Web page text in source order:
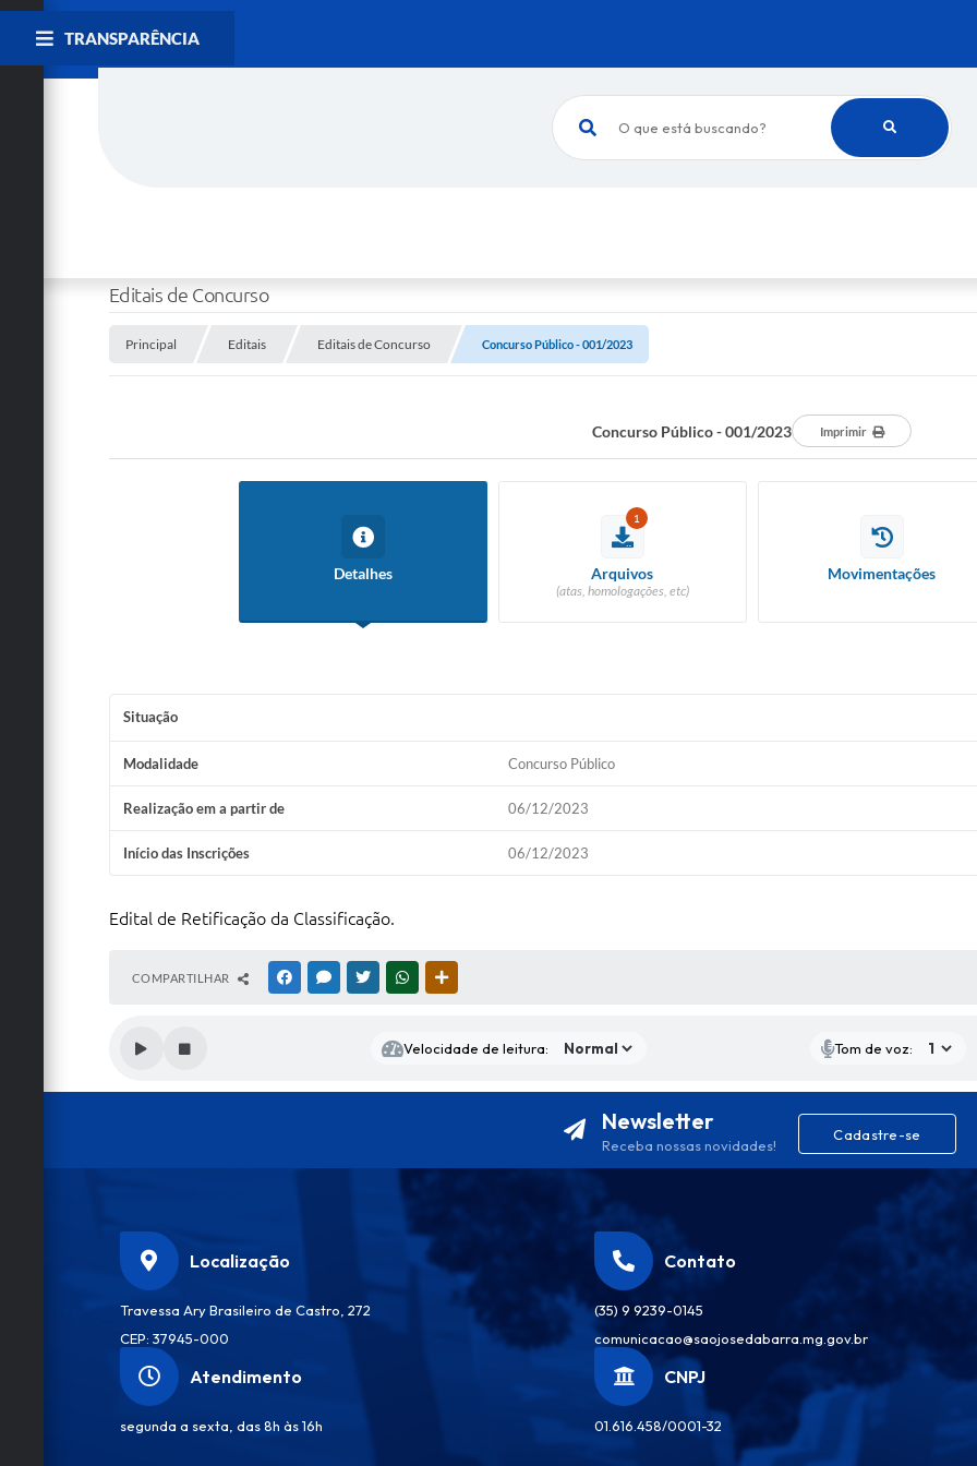
O que está buscando?
TRANSPARÊNCIA
Editais de Concurso
Principal Editais Editais de Concurso Concurso Público - 001/2023
Concurso Público - 001/2023 Imprimir
Detalhes
1
Arquivos
(atas, homologações, etc)
Movimentações
Situação
Modalidade Concurso Público
Realização em a partir de 06/12/2023
Início das Inscrições 06/12/2023
Edital de Retificação da Classificação.
COMPARTILHAR FACEBOOKMESSENGER
TWITTERWHATSAPP
Velocidade de leitura: Tom de voz:
Newsletter
Receba nossas novidades!
Cadastre-se
Localização
Travessa Ary Brasileiro de Castro, 272
CEP: 37945-000
Contato
(35) 9 9239-0145
comunicacao@saojosedabarra.mg.gov.br
Atendimento
segunda a sexta, das 8h às 16h
CNPJ
01.616.458/0001-32